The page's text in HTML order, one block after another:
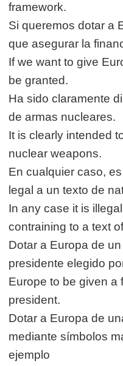
framework.
Si queremos dotar a
que asegurar la
If we want to give
be granted.
Ha sido claramente
de armas nucleares.
It is clearly intended
nuclear weapons.
En cualquier caso,
legal a un texto de
In any case it is
contraining to a text
Dotar a Europa de
presidente elegido
Europe to be given a
president.
Dotar a Europa de
mediante símbolos
ejemplo